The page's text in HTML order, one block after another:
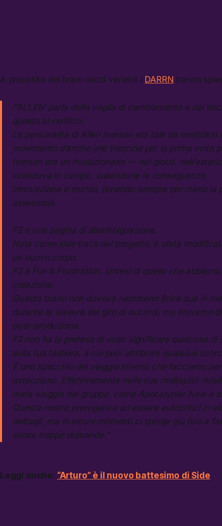
A proposito dei brani usciti venerdì i DARRN hanno
“‘ALLEN’ parla della voglia di cambiamento e dei
questo si verifichi.
La personalità di Allen Iverson era tale da mostrarsi
movimento d’anche alle treccine per la prima volta
Iverson era un rivoluzionario — nel gioco,
scendeva in campo, subendone le conseguenze.
Innovazione e rischio, tenendo sempre per mano la
ossessioni.
F2 è una pagina di disambiguazione.
Nata come side track del progetto, è stata
un nuovo corpo.
F2 è Fun & Frustration, sintesi di quello che
creazione.
Questo brano non doveva nemmeno finire qua in
durante la stesura del giro di accordi, ma stavamo
post-produzione.
F2 non ha la pretesa di voler significare qualcosa
sulla tua tastiera, a cui puoi attribuire qualsiasi
È uno specchio del viaggio interno che facciamo
ostacolano. Effettivamente nelle sue molteplici
meta viaggio del gruppo, come Apocalypse Now è
Questa nostra prerogativa ad essere autocritici ci
dettagli, ma in alcuni momenti ci spinge giù fino a
senza troppe domande.”
Leggi anche: “Arturo” è il nuovo battesimo di Side